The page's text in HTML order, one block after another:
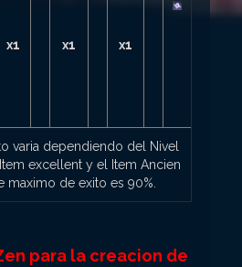
x1 x1 x1
varia dependiendo del Nivel
excellent y el Item Ancien
maximo de exito es 90%.
para la creacion de